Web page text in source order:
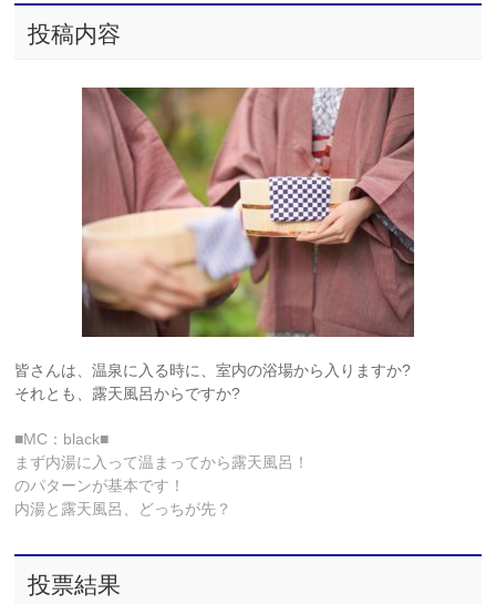
投稿内容
皆さんは、温泉に入る時に、室内の浴場から入りますか?
それとも、露天風呂からですか?
■MC：black■
まず内湯に入って温まってから露天風呂！
のパターンが基本です！
内湯と露天風呂、どっちが先？
投票結果